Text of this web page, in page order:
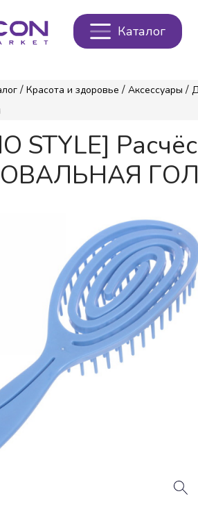
Каталог
/ Красота и здоровье / Аксессуары /
STYLE]
ОВАЛЬНАЯ